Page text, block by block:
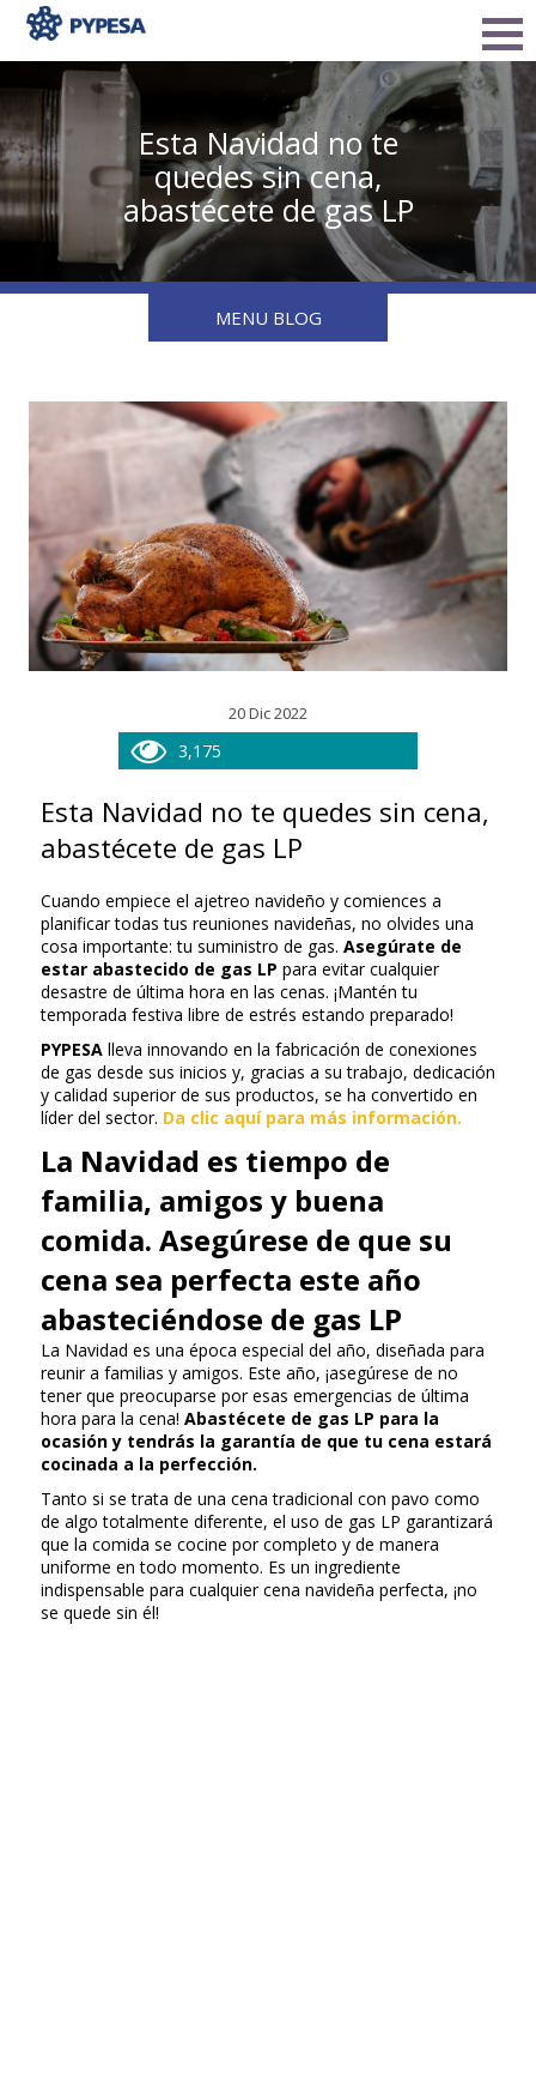
Esta Navidad no te
quedes sin cena,
abastécete de gas LP
MENU BLOG
20 Dic 2022
3,175
Esta Navidad no te quedes sin cena,
abastécete de gas LP
Cuando empiece el ajetreo navideño y comiences a
planificar todas tus reuniones navideñas, no olvides una
cosa importante: tu suministro de gas. Asegúrate de
estar abastecido de gas LP para evitar cualquier
desastre de última hora en las cenas. ¡Mantén tu
temporada festiva libre de estrés estando preparado!
PYPESA lleva innovando en la fabricación de conexiones
de gas desde sus inicios y, gracias a su trabajo, dedicación
y calidad superior de sus productos, se ha convertido en
líder del sector. Da clic aquí para más información.
La Navidad es tiempo de
familia, amigos y buena
comida. Asegúrese de que su
cena sea perfecta este año
abasteciéndose de gas LP
La Navidad es una época especial del año, diseñada para
reunir a familias y amigos. Este año, ¡asegúrese de no
tener que preocuparse por esas emergencias de última
hora para la cena! Abastécete de gas LP para la
ocasión y tendrás la garantía de que tu cena estará
cocinada a la perfección.
Tanto si se trata de una cena tradicional con pavo como
de algo totalmente diferente, el uso de gas LP garantizará
que la comida se cocine por completo y de manera
uniforme en todo momento. Es un ingrediente
indispensable para cualquier cena navideña perfecta, ¡no
se quede sin él!